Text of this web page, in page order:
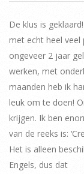
De klus is
met echt heel veel
ongeveer 2 jaar
werken, met
maanden heb ik
leuk om te doen!
krijgen. Ik ben
van de reeks is:
Het is alleen
Engels, dus dat